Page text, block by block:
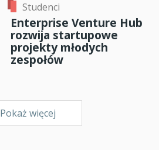
Studenci
Enterprise Venture Hub
rozwija startupowe
projekty młodych
zespołów
Pokaż więcej